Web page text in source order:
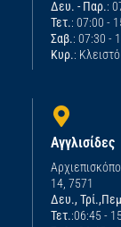
Δευ. - Παρ.:
Τετ.: 07:00 -
Σαβ.: 07:30 -
Κυρ.: Κλειστό
Αγγλισίδες
14, 7571
Δευ.,
Τετ.:06:45 -